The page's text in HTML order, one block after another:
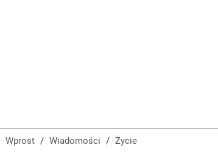
pod presją. co czeka branżę do 2030 roku?
Wprost / Wiadomości / Życie